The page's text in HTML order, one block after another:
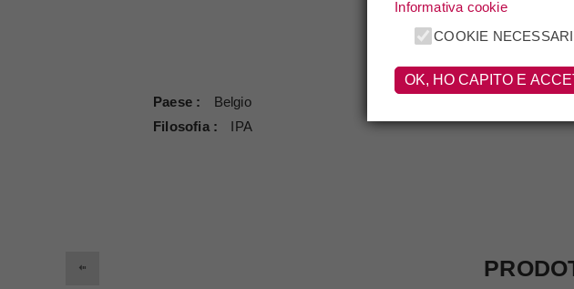
SPECIFICHE
Paese
Belgio
Filosofia
IPA
Informativa cookie
COOKIE NECESSARI
OK, HO CAPITO E